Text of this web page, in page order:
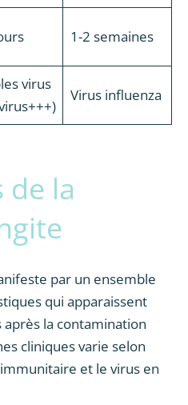
1-2 semaines
virus
Virus influenza
de la
par un ensemble
qui apparaissent
la contamination
cliniques varie selon
et le virus en